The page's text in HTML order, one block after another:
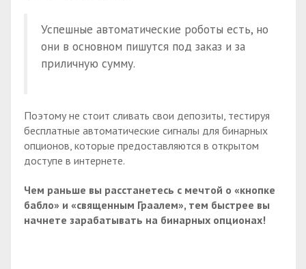
Успешные автоматические роботы есть, но
они в основном пишутся под заказ и за
приличную сумму.
Поэтому не стоит сливать свои депозиты, тестируя
бесплатные автоматические сигналы для бинарных
опционов, которые предоставляются в открытом
доступе в интернете.
Чем раньше вы расстанетесь с мечтой о «кнопке
бабло» и «священным Граалем», тем быстрее вы
начнете зарабатывать на бинарных опционах!